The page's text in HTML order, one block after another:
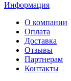
Информация
О компании
Оплата
Доставка
Отзывы
Партнерам
Контакты